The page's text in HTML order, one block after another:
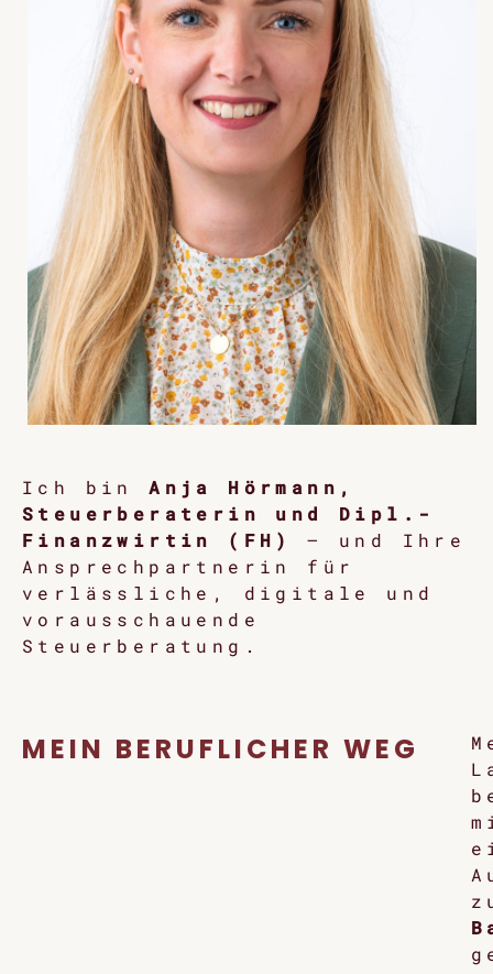
Ich binAnja Hörmann,
Steuerberaterin und Dipl.-
Finanzwirtin (FH)
– und Ihre
Ansprechpartnerin für
verlässliche, digitale und
vorausschauende
Steuerberatung.
MEIN BERUFLICHER WEG